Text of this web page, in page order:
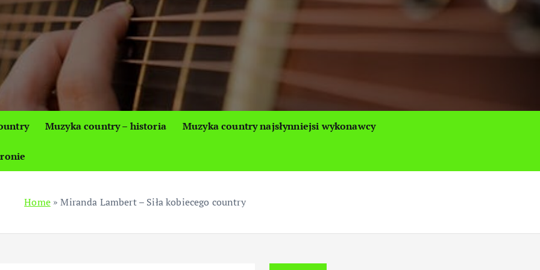
Muzyka country – historia Muzyka country najsłynniejsi wykonawcy
Home»Miranda Lambert – Siła kobiecego country